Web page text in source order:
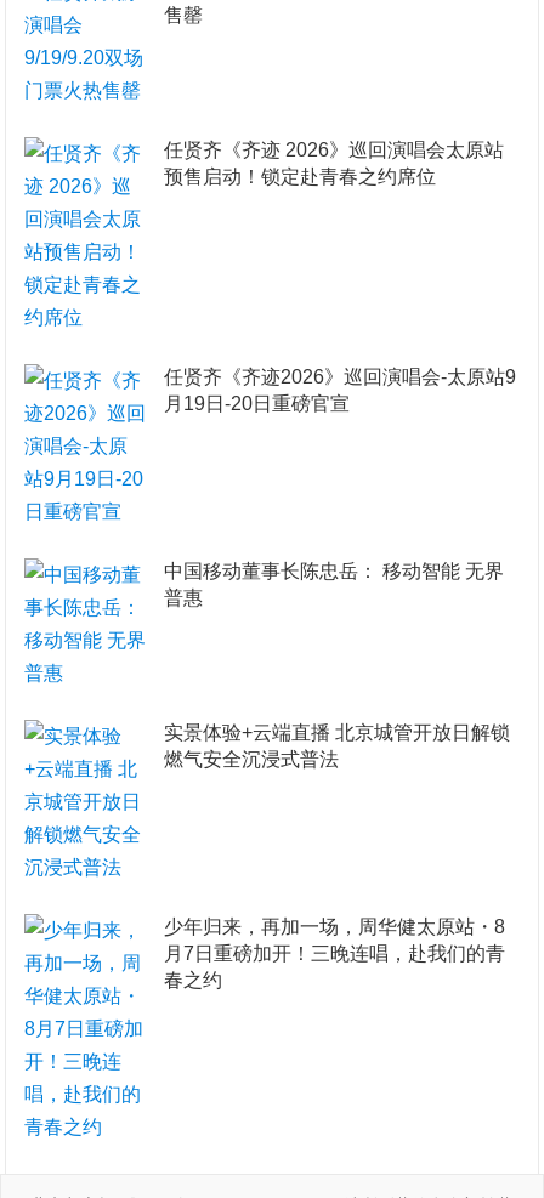
售罄
任贤齐《齐迹 2026》巡回演唱会太原站
预售启动！锁定赴青春之约席位
任贤齐《齐迹2026》巡回演唱会-太原站9
月19日-20日重磅官宣
​中国移动董事长陈忠岳： 移动智能 无界
普惠
实景体验+云端直播 北京城管开放日解锁
燃气安全沉浸式普法
少年归来，再加一场，周华健太原站・8
月7日重磅加开！三晚连唱，赴我们的青
春之约